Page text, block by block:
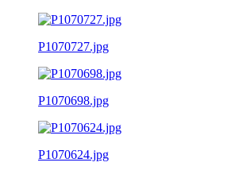
P1070727.jpg
P1070698.jpg
P1070624.jpg